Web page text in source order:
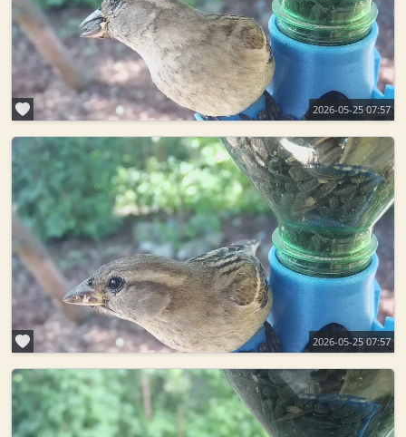
2026-05-25 07:57
2026-05-25 07:57